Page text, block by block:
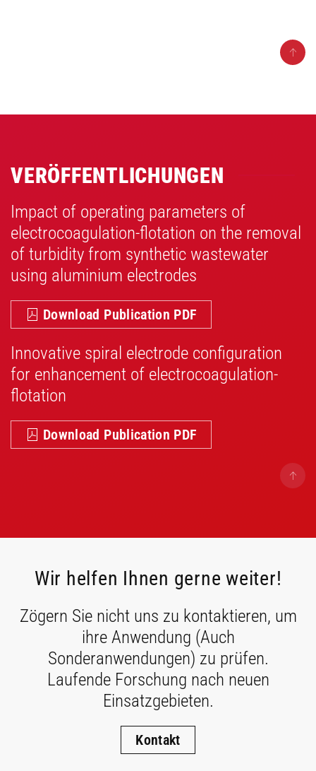
VERÖFFENTLICHUNGEN
Impact of operating parameters of
electrocoagulation-flotation on the removal
of turbidity from synthetic wastewater
using aluminium electrodes
Download Publication PDF
Innovative spiral electrode configuration
for enhancement of electrocoagulation-
flotation
Download Publication PDF
Wir helfen Ihnen gerne weiter!
Zögern Sie nicht uns zu kontaktieren, um
ihre Anwendung (Auch
Sonderanwendungen) zu prüfen.
Laufende Forschung nach neuen
Einsatzgebieten.
Kontakt